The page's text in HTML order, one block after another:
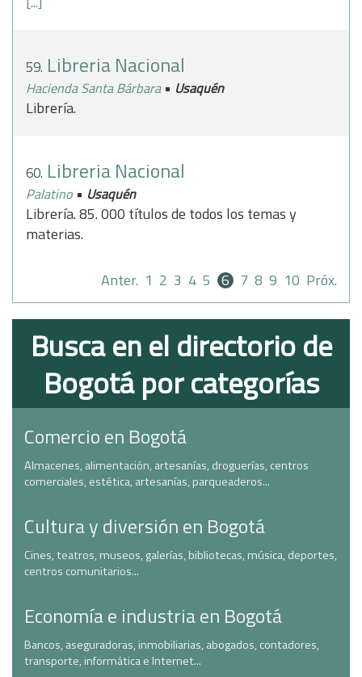
59. Libreria Nacional
Hacienda Santa Bárbara • Usaquén
Librería.
60. Libreria Nacional
Palatino • Usaquén
Librería. 85. 000 títulos de todos los temas y
materias.
Anter. 1 2 3 4 5 6 7 8 9 10 Próx.
Busca en el directorio de
Bogotá por categorías
Comercio en Bogotá
Almacenes, alimentación, artesanías, droguerías, centros
comerciales, estética, artesanías, parqueaderos...
Cultura y diversión en Bogotá
Cines, teatros, museos, galerías, bibliotecas, música, deportes,
centros comunitarios...
Economía e industria en Bogotá
Bancos, aseguradoras, inmobiliarias, abogados, contadores,
transporte, informática e Internet...